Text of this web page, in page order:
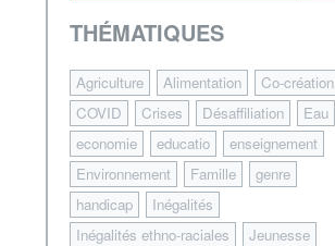
THÉMATIQUES
Agriculture Alimentation
Co-création
COVID
Crises Désaffiliation
Eau
economie
educatio
enseignement
Environnement
Famille
genre
handicap
Inégalités
Inégalités ethno-raciales
Jeunesse